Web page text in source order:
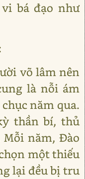
bá đạo như
võ lâm nên
là nỗi ám
năm qua.
thần bí, thủ
năm, Đào
một thiếu
lại đều bị tru